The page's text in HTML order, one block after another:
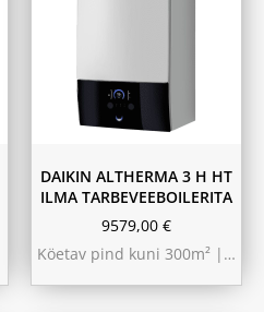
10.44 kW 260m²
9.75 kW 220m²
DAIKIN ALTHERMA 3 H HT
ILMA TARBEVEEBOILERITA
9579,00 €
Köetav pind kuni 300m² |…